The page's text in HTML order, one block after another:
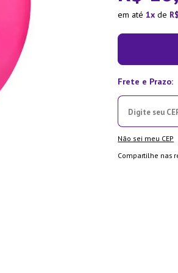
em até1 de R$
Não sei meu CEP
Compartilhe nas